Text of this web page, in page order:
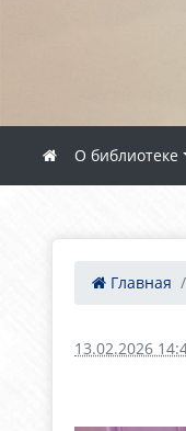
О библиотеке
Главная
13.02.2026